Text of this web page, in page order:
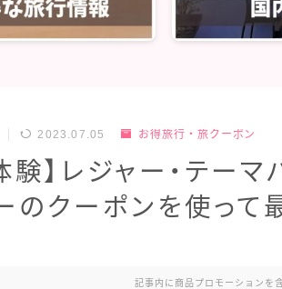
2023.07.05 お得旅行・旅クーポン
験】レジャー・テー
のクーポンを使って
記事内に商品プロモーションを